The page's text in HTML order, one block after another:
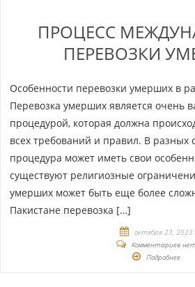
ПРОЦЕСС
ПЕРЕВОЗКИ
Особенности перевозки умерших в
Перевозка умерших является очень
процедурой, которая должна
всех требований и правил. В разных
процедура может иметь свои
существуют религиозные
умерших может быть еще более
Пакистане перевозка […]
октября 23, 2023
Комментариев нет
Подробнее